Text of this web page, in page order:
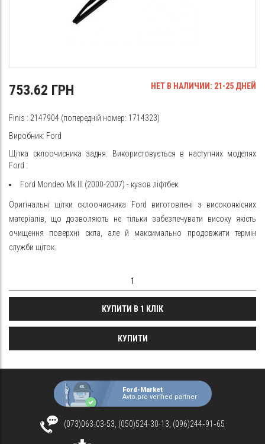
753.62 ГРН НЕТ В НАЛИЧИИ: 21-25 ДНЕЙ
Finis : 2147904 (попередній номер: 1714323)
Виробник: Ford
Щітка склоочисника задня. Використовується в наступних моделях
Ford :
Ford Mondeo Mk III (2000-2007) - кузов ліфтбек
Оригінальні щітки склоочисника Ford виготовлені з високоякісних
матеріалів, що дозволяють не тільки
забезпечувати
високу якість
очищення поверхні скла, але й максимально продовжити термін
служби щіток.
КУПИТИ В 1 КЛІК
КУПИТИ
Ford-Market
Avto.pro verified partner
(073)063-03-53, (050)524-30-13, (096)244‑91‑65